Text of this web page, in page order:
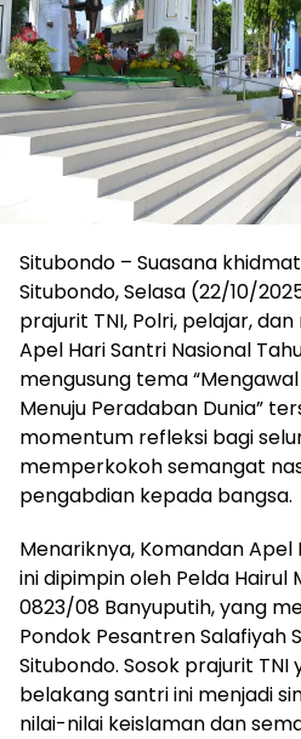
Situbondo – Suasana
Situbondo, Selasa (22/10/
prajurit TNI, Polri, pelajar,
Apel Hari Santri Nasional
mengusung tema
Menuju Peradaban Dunia”
momentum refleksi bagi
memperkokoh semangat
pengabdian kepada bangsa.
Menariknya, Komandan Apel
ini dipimpin oleh Pelda Hairul
0823/08 Banyuputih, yang
Pondok Pesantren Salafiyah
Situbondo. Sosok prajurit
belakang santri ini menjadi
nilai-nilai keislaman dan